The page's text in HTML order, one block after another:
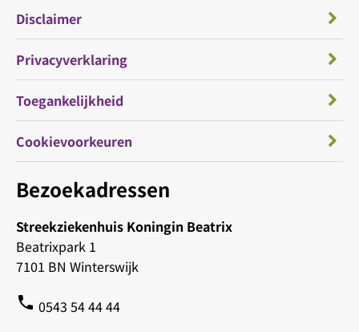
Bezoekadressen
Streekziekenhuis Koningin Beatrix
Beatrixpark 1
7101 BN Winterswijk
phone 0543 54 44 44
Disclaimer
Privacyverklaring
Toegankelijkheid
Cookievoorkeuren